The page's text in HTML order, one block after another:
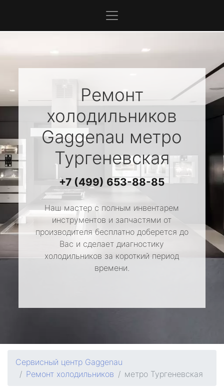
Ремонт
холодильников
Gaggenau метро
Тургеневская
+7 (499) 653-88-85
Наш мастер с полным инвентарем
инструментов и запчастями от
производителя бесплатно доберется до
Вас и сделает диагностику
холодильников за короткий период
времени.
Сервисный центр Gaggenau
Ремонт холодильников
метро Тургеневская